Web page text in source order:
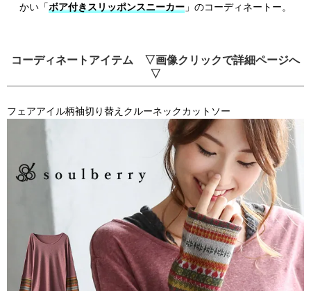
かい「 ボア付きスリッポンスニーカー」のコーディネートー。
コーディネートアイテム ▽画像クリックで詳細ページへ
▽
フェアアイル柄袖切り替えクルーネックカットソー